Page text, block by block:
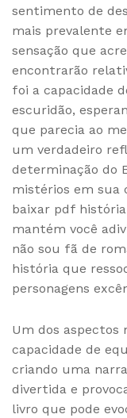
sentimento de
mais prevalente
sensação que
encontrarão
foi a capacidade
escuridão,
que parecia ao
um verdadeiro
determinação do
mistérios em sua
baixar pdf
mantém você
não sou fã de
história que
personagens
Um dos aspectos
capacidade de
criando uma
divertida e
livro que pode